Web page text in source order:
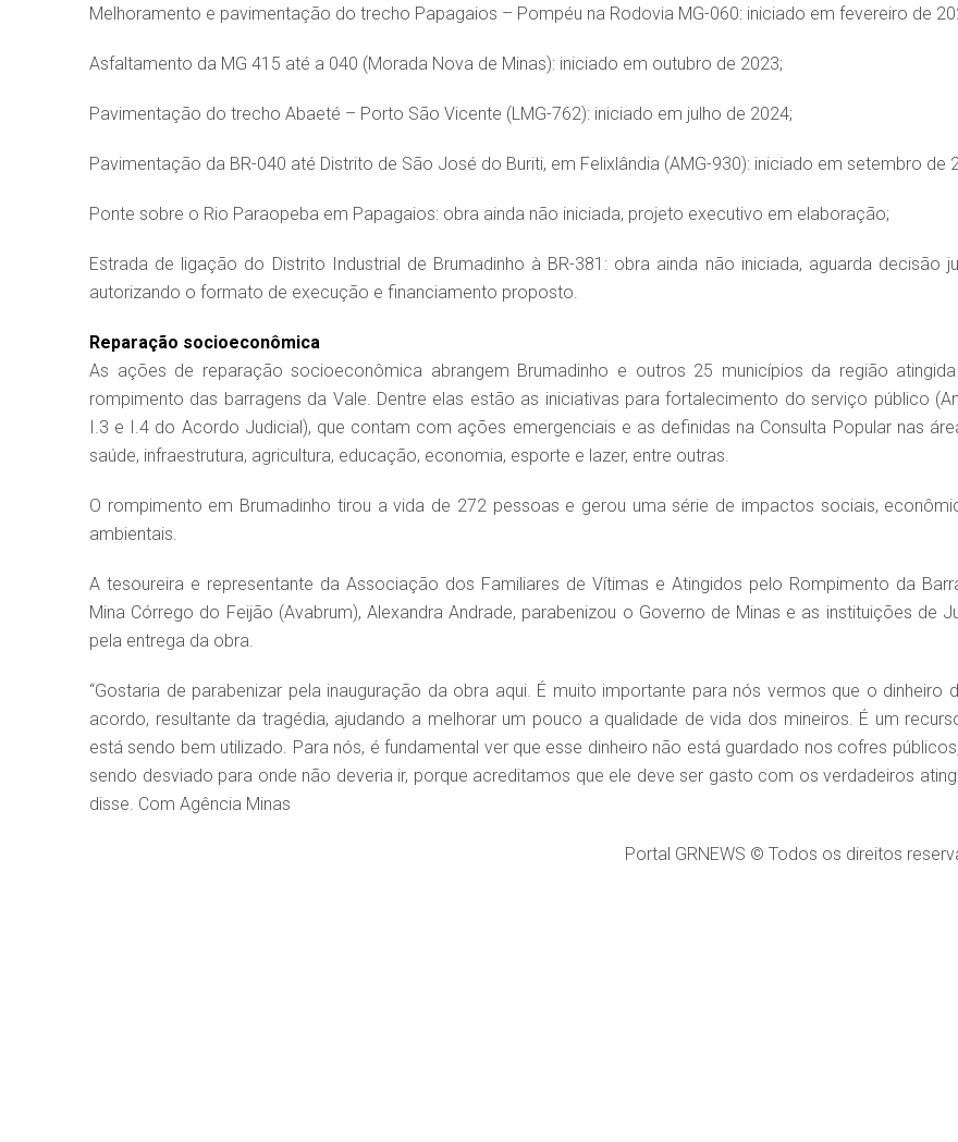
Melhoramento e pavimentação do trecho Papagaios – Pompéu na Rodovia MG-060: iniciado em fevereiro de
Asfaltamento da MG 415 até a 040 (Morada Nova de Minas): iniciado em outubro de 2023;
Pavimentação do trecho Abaeté – Porto São Vicente (LMG-762): iniciado em julho de 2024;
Pavimentação da BR-040 até Distrito de São José do Buriti, em Felixlândia (AMG-930): iniciado em setembro de
Ponte sobre o Rio Paraopeba em Papagaios: obra ainda não iniciada, projeto executivo em elaboração;
Estrada de ligação do Distrito Industrial de Brumadinho à BR-381: obra ainda não iniciada, aguarda decisão
autorizando o formato de execução e financiamento proposto.
Reparação socioeconômica
As ações de reparação socioeconômica abrangem Brumadinho e outros 25 municípios da região
rompimento das barragens da Vale. Dentre elas estão as iniciativas para fortalecimento do serviço público
I.3 e I.4 do Acordo Judicial), que contam com ações emergenciais e as definidas na Consulta Popular nas
saúde, infraestrutura, agricultura, educação, economia, esporte e lazer, entre outras.
O rompimento em Brumadinho tirou a vida de 272 pessoas e gerou uma série de impactos sociais,
ambientais.
A tesoureira e representante da Associação dos Familiares de Vítimas e Atingidos pelo Rompimento da
Mina Córrego do Feijão (Avabrum), Alexandra Andrade, parabenizou o Governo de Minas e as instituições de
pela entrega da obra.
“Gostaria de parabenizar pela inauguração da obra aqui. É muito importante para nós vermos que o dinheiro
acordo, resultante da tragédia, ajudando a melhorar um pouco a qualidade de vida dos mineiros. É um
está sendo bem utilizado. Para nós, é fundamental ver que esse dinheiro não está guardado nos cofres
sendo desviado para onde não deveria ir, porque acreditamos que ele deve ser gasto com os verdadeiros
disse. Com Agência Minas
Portal GRNEWS © Todos os direitos